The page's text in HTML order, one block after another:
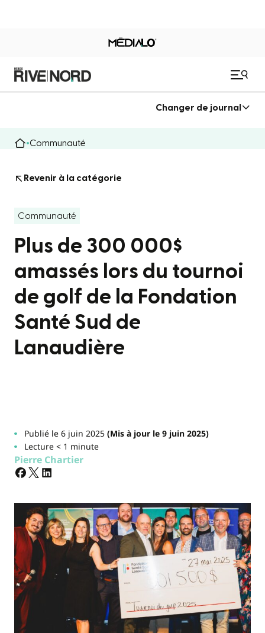
Changer de journal
Communauté
Revenir à la catégorie
Communauté
Plus de 300 000$
amassés lors du tournoi
de golf de la Fondation
Santé Sud de
Lanaudière
Publié le 6 juin 2025(Mis à jour le 9 juin 2025)
Lecture < 1 minute
Pierre Chartier